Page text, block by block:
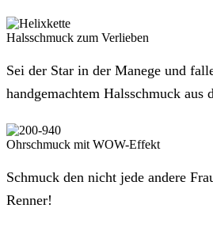
Halsschmuck zum Verlieben
Sei der Star in der Manege und
handgemachtem Halsschmuck aus
Ohrschmuck mit WOW-Effekt
Schmuck den nicht jede andere
Renner!